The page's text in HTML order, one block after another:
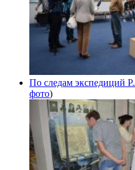
По следам экспедиций
фото)